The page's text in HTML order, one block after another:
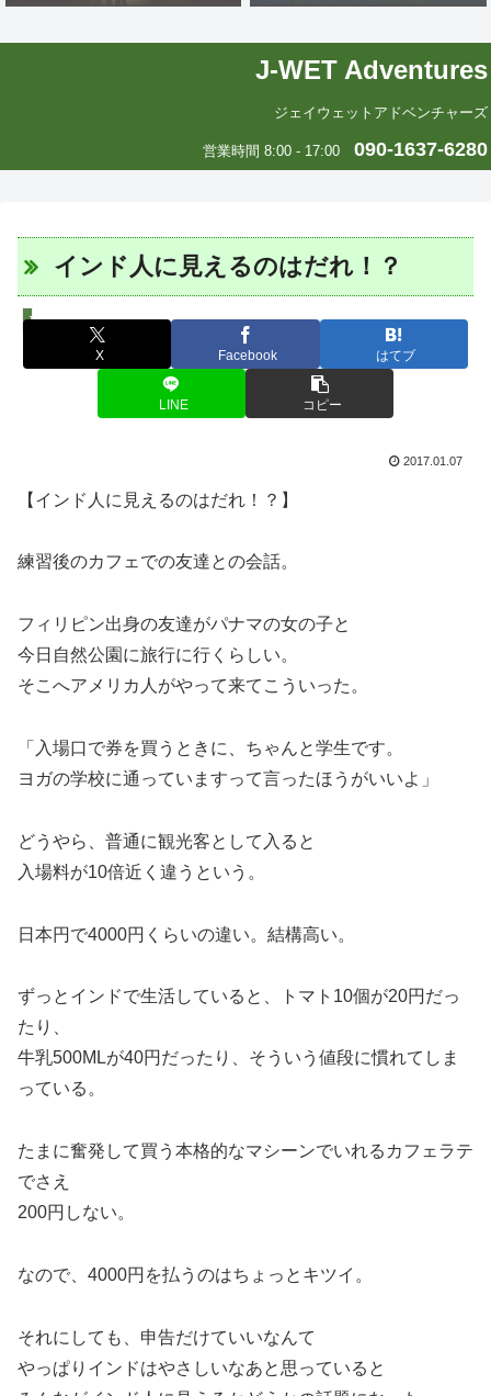
J-WET Adventures
ジェイウェットアドベンチャーズ
営業時間 8:00 - 17:00 090-1637-6280
インド人に見えるのはだれ！？
J-WETインド支部～ヨガのこころ～
X Facebook はてブ
LINE コピー
2017.01.07
【インド人に見えるのはだれ！？】
練習後のカフェでの友達との会話。
フィリピン出身の友達がパナマの女の子と
今日自然公園に旅行に行くらしい。
そこへアメリカ人がやって来てこういった。
「入場口で券を買うときに、ちゃんと学生です。
ヨガの学校に通っていますって言ったほうがいいよ」
どうやら、普通に観光客として入ると
入場料が10倍近く違うという。
日本円で4000円くらいの違い。結構高い。
ずっとインドで生活していると、トマト10個が20円だっ
たり、
牛乳500MLが40円だったり、そういう値段に慣れてしま
っている。
たまに奮発して買う本格的なマシーンでいれるカフェラテ
でさえ
200円しない。
なので、4000円を払うのはちょっとキツイ。
それにしても、申告だけていいなんて
やっぱりインドはやさしいなあと思っていると